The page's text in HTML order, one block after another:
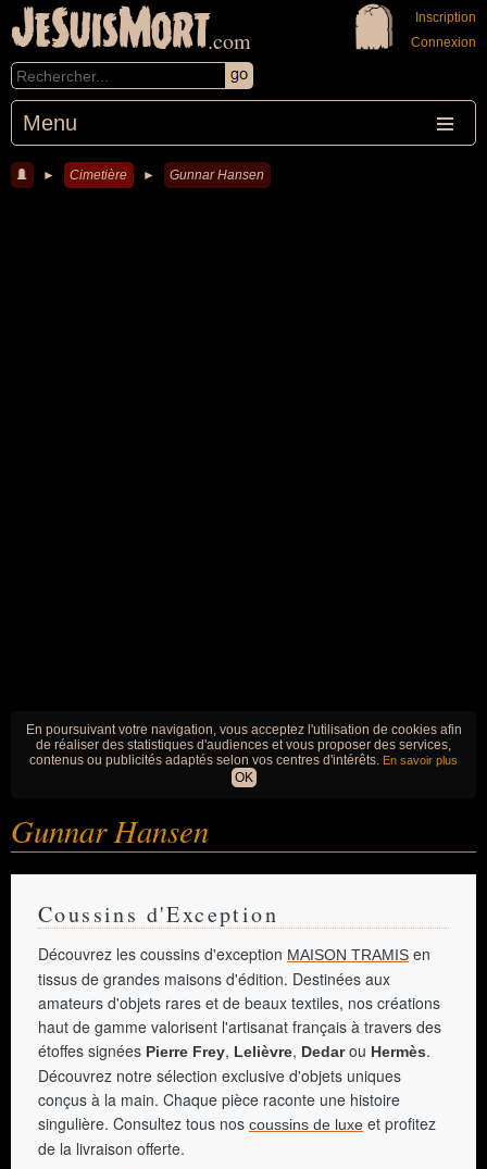
JeSuisMort.com
Menu
Inscription
Connexion
► Cimetière ► Gunnar Hansen
En poursuivant votre navigation, vous acceptez l'utilisation de cookies afin
de réaliser des statistiques d'audiences et vous proposer des services,
contenus ou publicités adaptés selon vos centres d'intérêts. En savoir plus
OK
Gunnar Hansen
Coussins d'Exception
Découvrez les coussins d'exception MAISON TRAMIS en
tissus de grandes maisons d'édition. Destinées aux
amateurs d'objets rares et de beaux textiles, nos créations
haut de gamme valorisent l'artisanat français à travers des
étoffes signées Pierre Frey, Lelièvre, Dedarou Hermès.
Découvrez notre sélection exclusive d'objets uniques
conçus à la main. Chaque pièce raconte une histoire
singulière. Consultez tous nos coussins de luxe et profitez
de la livraison offerte.